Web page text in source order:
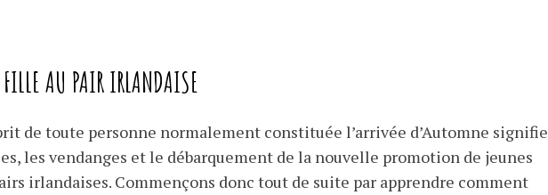
AU PAIR IRLANDAISE
de toute personne normalement constituée l’arrivée d’Automne signifie
les vendanges et le débarquement de la nouvelle promotion de jeunes
irlandaises. Commençons donc tout de suite par apprendre comment